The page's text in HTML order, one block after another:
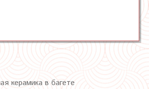
керамика в багете